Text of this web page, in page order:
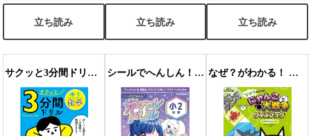
立ち読み 立ち読み 立ち読み
サクッと3分間ドリル 中1数学 改訂版 シールでへんしん！マジカル☆オシャレドリル 小2計算 なぜ？がわかる！ にゃんこ大戦争クイズブック ～生き物のぎもん編～